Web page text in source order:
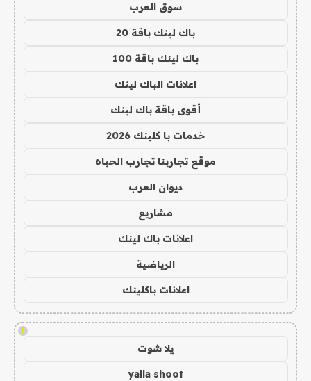
سوق العرب
باك لينك باقة 20
باك لينك باقة 100
اعلانات الباك لينك
أقوى باقة باك لينك
خدمات با كلينك 2026
موقع تجاربنا تجارب الحياه
ديوان العرب
مشاريع
اعلانات باك لينك
الرياضية
اعلانات باكلينك
!
يلا شوت
yalla shoot